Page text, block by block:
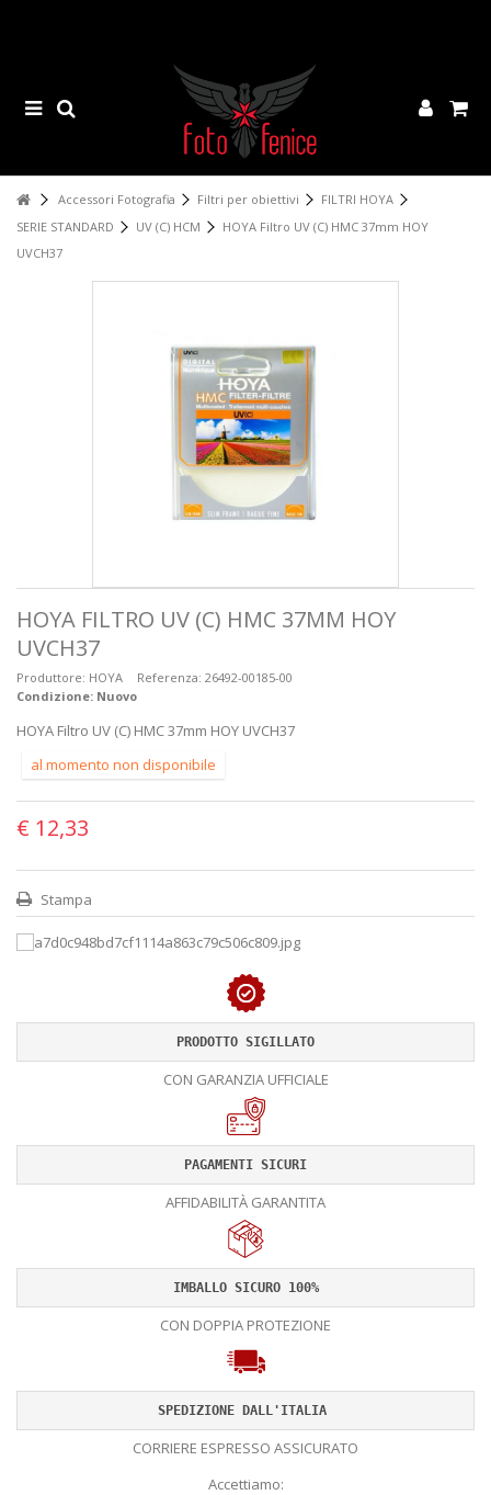
Accessori Fotografia Filtri per obiettivi
FILTRI HOYA
SERIE STANDARD
UV (C) HCM
HOYA Filtro UV (C) HMC 37mm HOY
UVCH37
HOYA FILTRO UV (C) HMC 37MM HOY
UVCH37
Produttore: HOYA Referenza: 26492-00185-00
Condizione: Nuovo
HOYA Filtro UV (C) HMC 37mm HOY UVCH37
al momento non disponibile
€ 12,33
Stampa
PRODOTTO SIGILLATO
CON GARANZIA UFFICIALE
PAGAMENTI SICURI
AFFIDABILITÀ GARANTITA
IMBALLO SICURO 100%
CON DOPPIA PROTEZIONE
SPEDIZIONE DALL'ITALIA
CORRIERE ESPRESSO ASSICURATO
Accettiamo: